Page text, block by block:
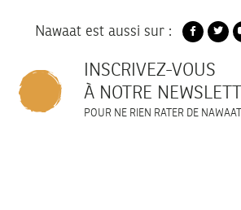
Nawaat est aussi sur :
INSCRIVEZ-VOUS
À NOTRE
POUR NE RIEN RATER DE NAWAAT